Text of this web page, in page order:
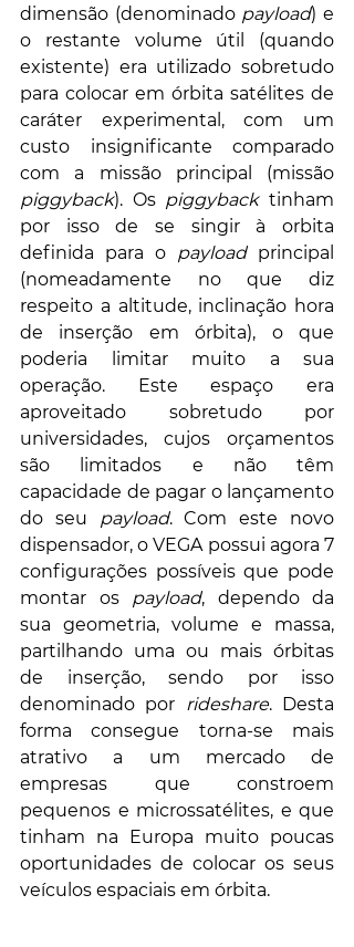
dimensão (denominado payload) e
o restante volume útil (quando
existente) era utilizado sobretudo
para colocar em órbita satélites de
caráter experimental, com um
custo insignificante comparado
piggyback). Os piggyback tinham
por isso de se singir à orbita
definida para o payload principal
(nomeadamente no que diz
respeito a altitude, inclinação hora
de inserção em órbita), o que
poderia limitar muito a sua
operação. Este espaço era
aproveitado sobretudo por
universidades, cujos orçamentos
são limitados e não têm
capacidade de pagar o lançamento
do seu payload. Com este novo
dispensador, o VEGA possui agora 7
configurações possíveis que pode
montar os payload, dependo da
sua geometria, volume e massa,
partilhando uma ou mais órbitas
de inserção, sendo por isso
denominado por rideshare. Desta
forma consegue torna-se mais
atrativo a um mercado de
empresas que constroem
pequenos e microssatélites, e que
tinham na Europa muito poucas
oportunidades de colocar os seus
veículos espaciais em órbita.